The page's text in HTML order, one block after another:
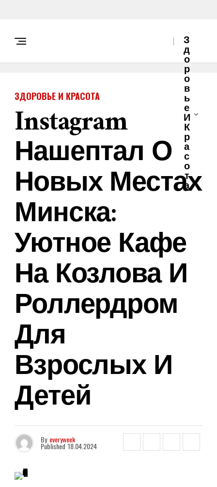
З
Д
О
Р
О
В
Ь
Е
И
К
Р
А
С
О
Т
А
ЗДОРОВЬЕ И КРАСОТА
Instagram
Нашептал О
Новых Местах
Минска:
Уютное Кафе
На Козлова И
Роллердром
Для
Взрослых И
Детей
By everyweek
Published 18.04.2024